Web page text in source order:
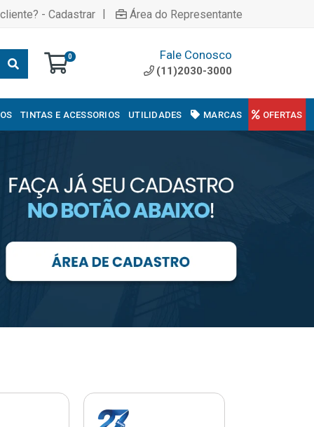
- Cadastrar | Área do Representante
0 Fale Conosco
(11)2030-3000
TINTAS E ACESSORIOS UTILIDADES MARCAS OFERTAS